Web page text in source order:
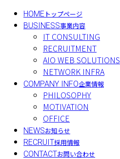
HOME トップページ
BUSINESS事業内容
IT CONSULTING
RECRUITMENT
AIO WEB SOLUTIONS
NETWORK INFRA
COMPANY INFO企業情報
PHILOSOPHY
MOTIVATION
OFFICE
NEWSお知らせ
RECRUIT採用情報
CONTACTお問い合わせ